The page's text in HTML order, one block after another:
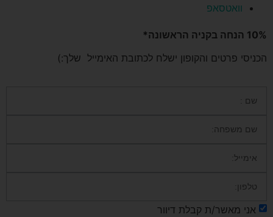
וואטסאפ
10% הנחה בקניה הראשונה*
הכניסי פרטים והקופון ישלח לכתובת האימייל שלך:)
אני מאשר/ת קבלת דיוור